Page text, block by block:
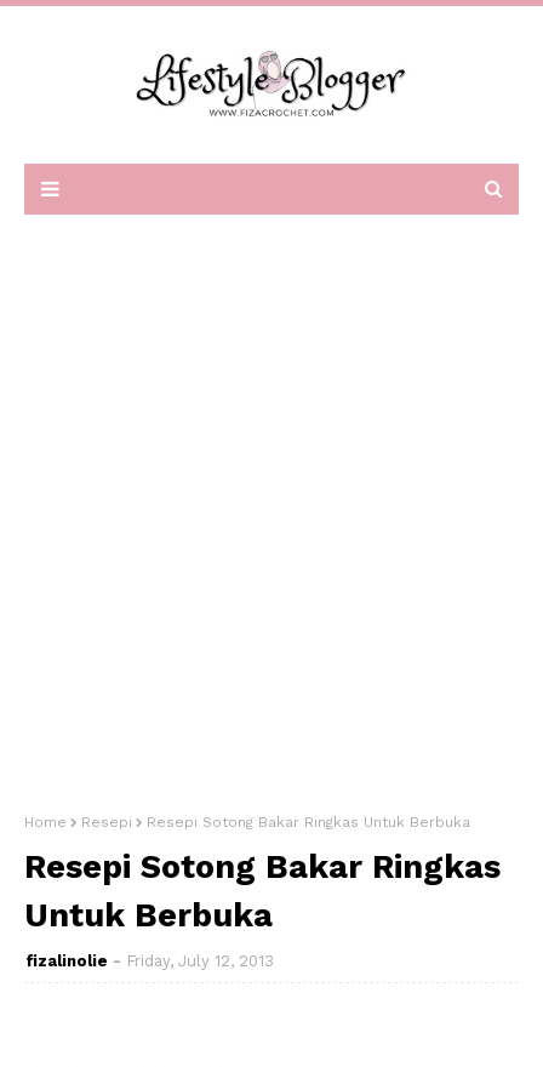
Home Resepi Resepi Sotong Bakar Ringkas Untuk Berbuka
Resepi Sotong Bakar Ringkas
Untuk Berbuka
fizalinolie Friday, July 12, 2013